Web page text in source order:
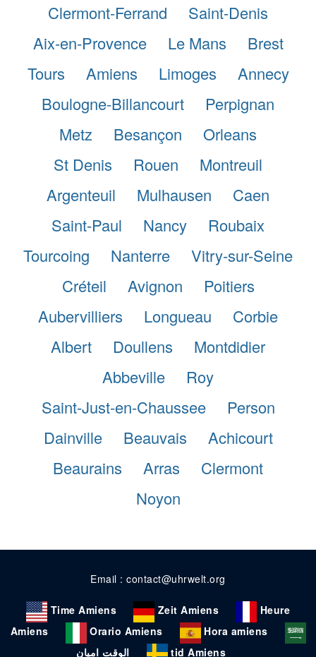
Clermont-Ferrand
Saint-Denis
Aix-en-Provence
Le Mans
Brest
Tours
Amiens Limoges
Annecy
Boulogne-Billancourt
Perpignan
Metz
Besançon
Orleans
St Denis
Rouen
Montreuil
Argenteuil
Mulhausen
Caen
Saint-Paul
Nancy
Roubaix
Tourcoing
Nanterre
Vitry-sur-Seine
Créteil
Avignon
Poitiers
Aubervilliers
Longueau
Corbie
Albert
Doullens
Montdidier
Abbeville
Roy
Saint-Just-en-Chaussee
Person
Dainville
Beauvais
Achicourt
Beaurains
Arras
Clermont
Noyon
Email : contact@uhrwelt.org
Time Amiens Zeit Amiens
Heure
Amiens
Orario Amiens
Hora amiens
الوقت اميان
tid Amiens